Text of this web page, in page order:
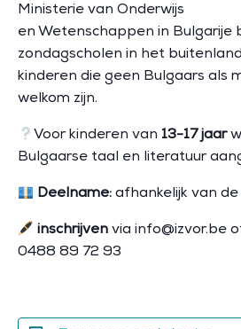
Ministerie van Onderwijs
en Wetenschappen in Bulgarije
zondagscholen in het
kinderen die geen Bulgaars als
welkom zijn.
Voor kinderen van 13-17 jaar
Bulgaarse taal en literatuur
Deelname: afhankelijk van de
inschrijven via info@izvor.be
0488 89 72 93